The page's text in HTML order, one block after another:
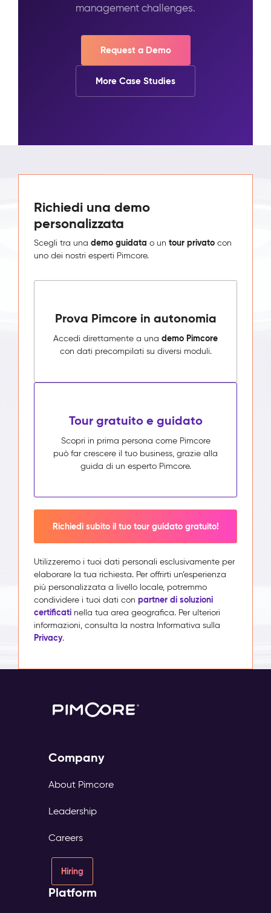
management challenges.
Request a Demo
More Case Studies
Richiedi una demo
personalizzata
Scegli tra una demo guidata o un tour privato con
uno dei nostri esperti Pimcore.
Prova Pimcore in autonomia
Accedi direttamente a una demo Pimcore
con dati precompilati su diversi moduli.
Tour gratuito e guidato
Scopri in prima persona come Pimcore
può far crescere il tuo business, grazie alla
guida di un esperto Pimcore.
Richiedi subito il tuo tour guidato gratuito!
Utilizzeremo i tuoi dati personali esclusivamente per
elaborare la tua richiesta. Per offrirti un’esperienza
più personalizzata a livello locale, potremmo
condividere i tuoi dati con partner di soluzioni
certificati nella tua area geografica. Per ulteriori
informazioni, consulta la nostra Informativa sulla
Privacy.
Company
About Pimcore
Leadership
Careers
Hiring
Platform